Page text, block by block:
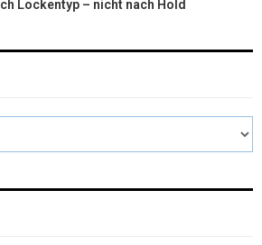
Lockentyp – nicht nach Hold